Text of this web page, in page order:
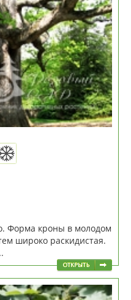
Форма кроны в молодом
широко раскидистая.